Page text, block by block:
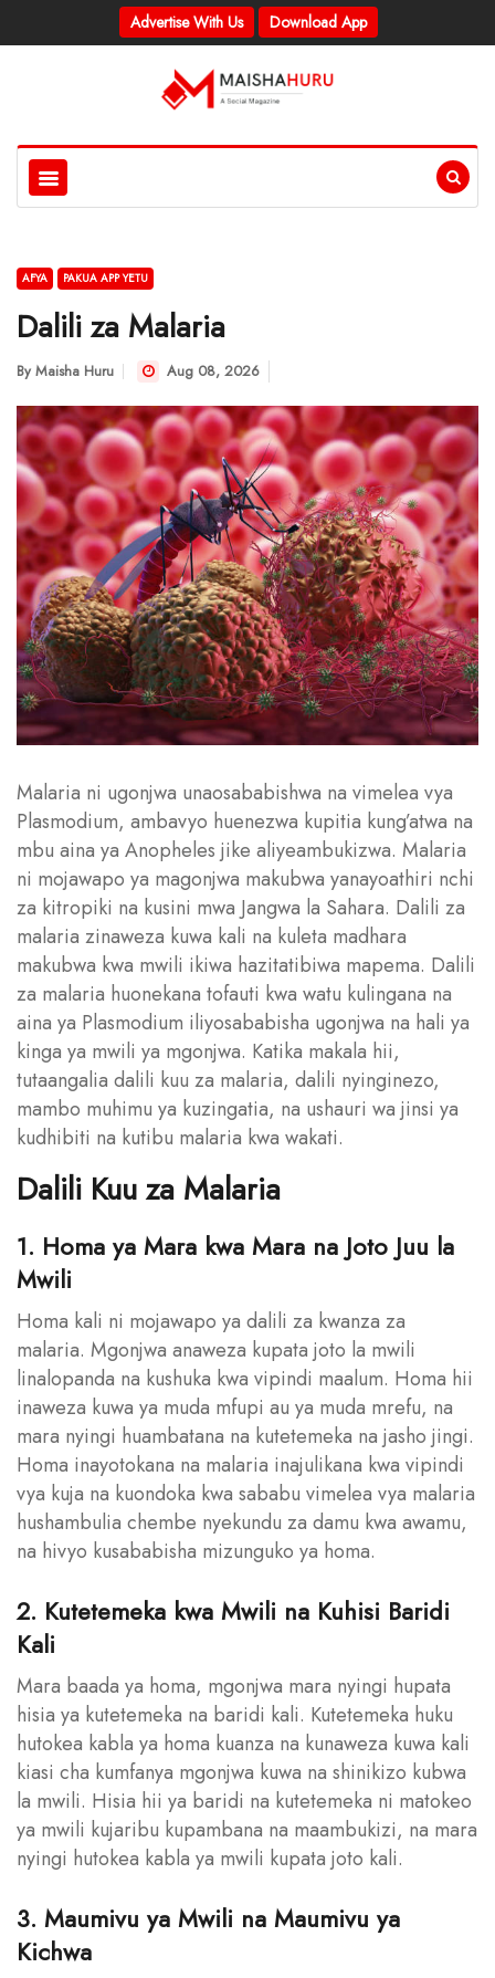
Advertise With Us Download App
AFYA PAKUA APP YETU
Dalili za Malaria
By Maisha Huru Aug 08, 2026
Malaria ni ugonjwa unaosababishwa na vimelea vya
Plasmodium, ambavyo huenezwa kupitia kung’atwa na
mbu aina ya Anopheles jike aliyeambukizwa. Malaria
ni mojawapo ya magonjwa makubwa yanayoathiri nchi
za kitropiki na kusini mwa Jangwa la Sahara. Dalili za
malaria zinaweza kuwa kali na kuleta madhara
makubwa kwa mwili ikiwa hazitatibiwa mapema. Dalili
za malaria huonekana tofauti kwa watu kulingana na
aina ya Plasmodium iliyosababisha ugonjwa na hali ya
kinga ya mwili ya mgonjwa. Katika makala hii,
tutaangalia dalili kuu za malaria, dalili nyinginezo,
mambo muhimu ya kuzingatia, na ushauri wa jinsi ya
kudhibiti na kutibu malaria kwa wakati.
Dalili Kuu za Malaria
1. Homa ya Mara kwa Mara na Joto Juu la
Mwili
Homa kali ni mojawapo ya dalili za kwanza za
malaria. Mgonjwa anaweza kupata joto la mwili
linalopanda na kushuka kwa vipindi maalum. Homa hii
inaweza kuwa ya muda mfupi au ya muda mrefu, na
mara nyingi huambatana na kutetemeka na jasho jingi.
Homa inayotokana na malaria inajulikana kwa vipindi
vya kuja na kuondoka kwa sababu vimelea vya malaria
hushambulia chembe nyekundu za damu kwa awamu,
na hivyo kusababisha mizunguko ya homa.
2. Kutetemeka kwa Mwili na Kuhisi Baridi
Kali
Mara baada ya homa, mgonjwa mara nyingi hupata
hisia ya kutetemeka na baridi kali. Kutetemeka huku
hutokea kabla ya homa kuanza na kunaweza kuwa kali
kiasi cha kumfanya mgonjwa kuwa na shinikizo kubwa
la mwili. Hisia hii ya baridi na kutetemeka ni matokeo
ya mwili kujaribu kupambana na maambukizi, na mara
nyingi hutokea kabla ya mwili kupata joto kali.
3. Maumivu ya Mwili na Maumivu ya
Kichwa